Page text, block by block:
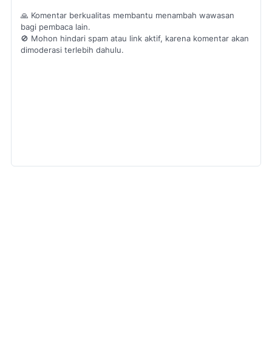
🙏 Komentar berkualitas membantu menambah wawasan
bagi pembaca lain.
🚫 Mohon hindari spam atau link aktif, karena komentar akan
dimoderasi terlebih dahulu.